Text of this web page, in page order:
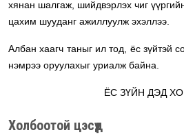
хянан шалгаж, шийдвэрлэх чиг
цахим шууданг ажиллуулж эхэллээ.
Албан хаагч таныг ил тод, ёс зүйтэй
нэмрээ оруулахыг уриалж байна.
ЁС ЗҮЙН ДЭД
Холбоотой цэсүүд